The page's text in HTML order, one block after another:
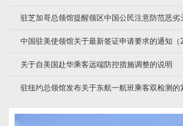
驻芝加哥总领馆提醒领区中国公民注意防范恶劣
中国驻美使领馆关于最新签证申请要求的通知（
关于自美国赴华乘客远端防控措施调整的说明
驻纽约总领馆发布关于东航一航班乘客双检测的